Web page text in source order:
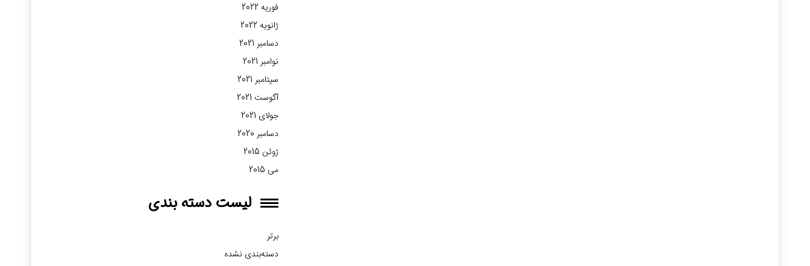
فوریه 2022
ژانویه 2022
دسامبر 2021
نوامبر 2021
سپتامبر 2021
آگوست 2021
جولای 2021
دسامبر 2020
ژوئن 2015
می 2015
لیست دسته بندی
برتر
دسته‌بندی نشده